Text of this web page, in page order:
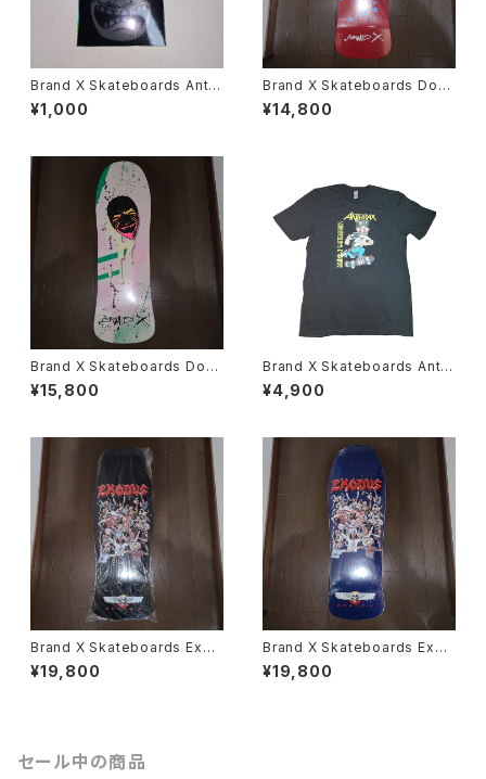
Brand X Skateboards Anthr
ax Not man ホログラム ステッ
カー スケートボード
¥1,000
Brand X Skateboards Dog
ma3 30/100 Ltd サイン入り
スケートボード デッキ
¥14,800
Brand X Skateboards Dog
ma2 1/1 Ltd サイン入り スケー
トボード デッキ
¥15,800
Brand X Skateboards Anthr
ax Notman Tシャツ スケート
ボード スラッシュメタル バンド
¥4,900
Brand X Skateboards Exod
us Mosh pit killer Hammer
head スケートボード デッキ
¥19,800
Brand X Skateboards Exod
us Mosh pit killer Denny ス
ケートボード デッキ
¥19,800
セール中の商品